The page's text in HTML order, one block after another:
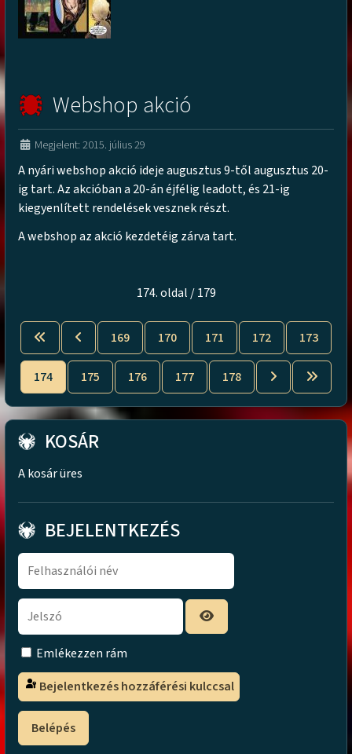
Webshop akció
Megjelent: 2015. július 29
A nyári webshop akció ideje augusztus 9-től augusztus 20-
ig tart. Az akcióban a 20-án éjfélig leadott, és 21-ig
kiegyenlített rendelések vesznek részt.
A webshop az akció kezdetéig zárva tart.
174. oldal / 179
169 170 171 172 173
174 175 176 177 178
KOSÁR
A kosár üres
BEJELENTKEZÉS
Emlékezzen rám
Bejelentkezés hozzáférési kulccsal
Belépés